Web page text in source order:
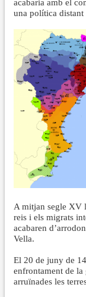
acabaria amb el
una política distant
A mitjan segle XV
reis i els migrats
acabaren
Vella.
El 20 de juny de
enfrontament de
arruïnades les